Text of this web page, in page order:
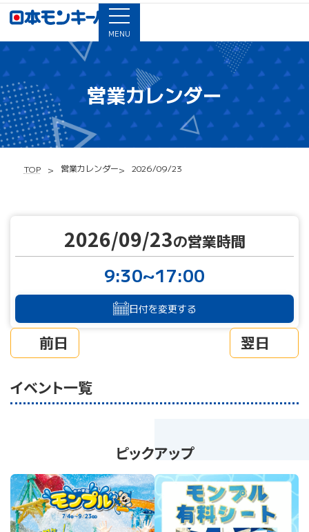
MENU
営業カレンダー
TOP 営業カレンダー 2026/09/23
前日
2026/09/23の営業時間
9:30~17:00
日付を変更する
翌日
イベント一覧
ピックアップ